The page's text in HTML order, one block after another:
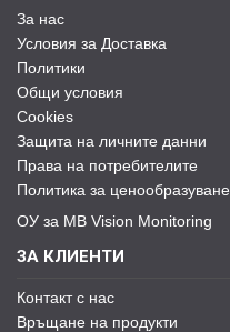
За нас
Условия за Доставка
Политики
Общи условия
Cookies
Защита на личните данни
Права на потребителите
Политика за ценообразуване
ОУ за MB Vision Monitoring
ЗА КЛИЕНТИ
Контакт с нас
Връщане на продукти